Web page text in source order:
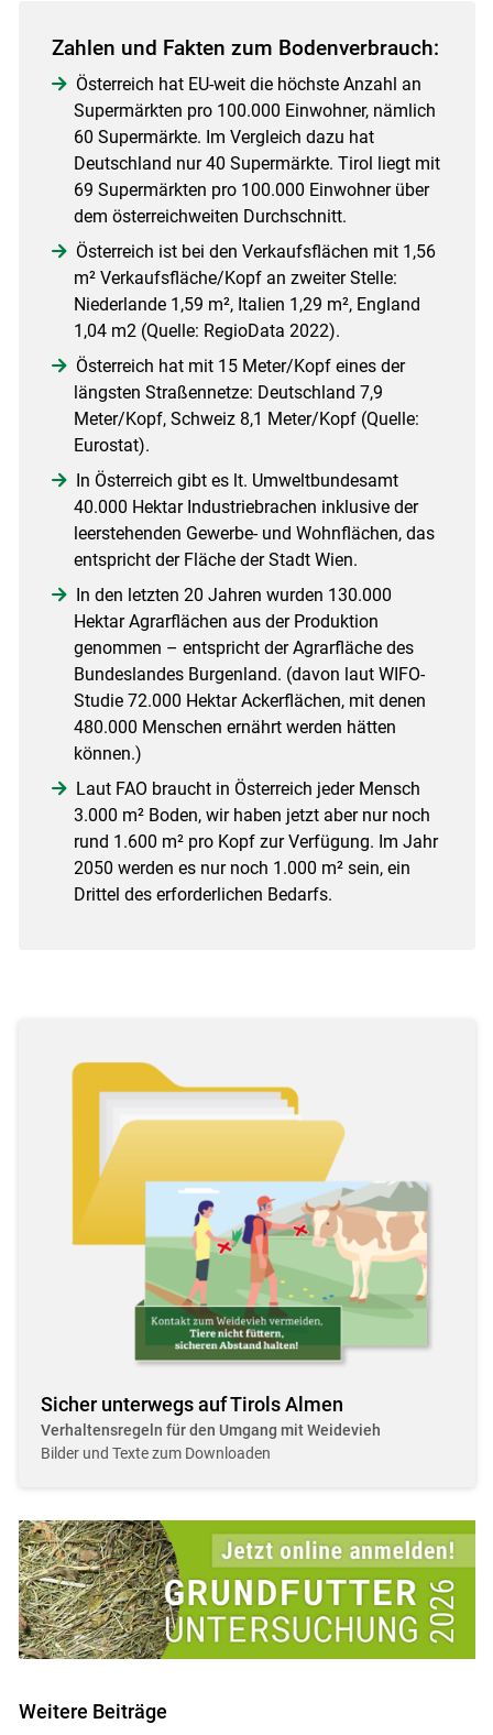
Zahlen und Fakten zum Bodenverbrauch:
Österreich hat EU-weit die höchste Anzahl an
Supermärkten pro 100.000 Einwohner, nämlich
60 Supermärkte. Im Vergleich dazu hat
Deutschland nur 40 Supermärkte. Tirol liegt mit
69 Supermärkten pro 100.000 Einwohner über
dem österreichweiten Durchschnitt.
Österreich ist bei den Verkaufsflächen mit 1,56
m² Verkaufsfläche/Kopf an zweiter Stelle:
Niederlande 1,59 m², Italien 1,29 m², England
1,04 m2 (Quelle: RegioData 2022).
Österreich hat mit 15 Meter/Kopf eines der
längsten Straßennetze: Deutschland 7,9
Meter/Kopf, Schweiz 8,1 Meter/Kopf (Quelle:
Eurostat).
In Österreich gibt es lt. Umweltbundesamt
40.000 Hektar Industriebrachen inklusive der
leerstehenden Gewerbe- und Wohnflächen, das
entspricht der Fläche der Stadt Wien.
In den letzten 20 Jahren wurden 130.000
Hektar Agrarflächen aus der Produktion
genommen – entspricht der Agrarfläche des
Bundeslandes Burgenland. (davon laut WIFO-
Studie 72.000 Hektar Ackerflächen, mit denen
480.000 Menschen ernährt werden hätten
können.)
Laut FAO braucht in Österreich jeder Mensch
3.000 m² Boden, wir haben jetzt aber nur noch
rund 1.600 m² pro Kopf zur Verfügung. Im Jahr
2050 werden es nur noch 1.000 m² sein, ein
Drittel des erforderlichen Bedarfs.
Sicher unterwegs auf Tirols Almen
Verhaltensregeln für den Umgang mit Weidevieh
Bilder und Texte zum Downloaden
Weitere Beiträge